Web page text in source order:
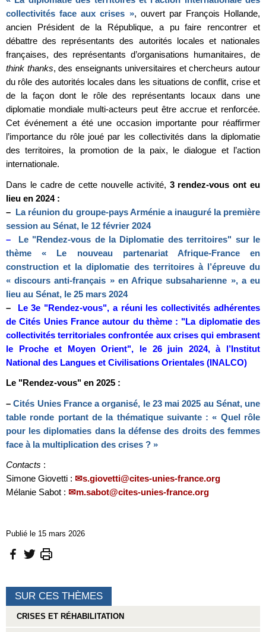
collectivités face aux crises », ouvert par François Hollande,
ancien Président de la République, a pu faire rencontrer et
débattre des représentants des autorités locales et nationales
françaises, des représentants d’organisations humanitaires, de
think thanks, des enseignants universitaires et chercheurs autour
du rôle des autorités locales dans les situations de conflit, crise et
de la façon dont le rôle des représentants locaux dans une
diplomatie mondiale multi-acteurs peut être accrue et renforcée.
Cet événement a été une occasion importante pour réaffirmer
l’importance du rôle joué par les collectivités dans la diplomatie
des territoires, la promotion de la paix, le dialogue et l’action
internationale.
Dans le cadre de cette nouvelle activité, 3 rendez-vous ont eu
lieu en 2024 :
– La réunion du groupe-pays Arménie a inauguré la première
session au Sénat, le 12 février 2024
–
Le "Rendez-vous de la Diplomatie des territoires" sur le
thème « Le nouveau partenariat Afrique-France en
construction et la diplomatie des territoires à l’épreuve du
« discours anti-français » en Afrique subsaharienne », a eu
lieu au Sénat, le 25 mars 2024
–
Le 3e "Rendez-vous", a réuni les collectivités adhérentes
de Cités Unies France autour du thème : "La diplomatie des
collectivités territoriales confrontée aux crises qui embrasent
le Proche et Moyen Orient", le 26 juin 2024, à l’Institut
National des Langues et Civilisations Orientales (INALCO)
Le "Rendez-vous" en 2025 :
– Cités Unies France a organisé, le 23 mai 2025 au Sénat,une
table ronde portant de la thématique suivante :« Quel rôle
pour les diplomaties dans la défense des droits des femmes
face à la multiplication des crises ? »
Contacts :
Simone Giovetti :
s.giovetti@cites-unies-france.org
Mélanie Sabot :
m.sabot@cites-unies-france.org
Publié le 15 mars 2026
SUR CES THÈMES
CRISES ET RÉHABILITATION